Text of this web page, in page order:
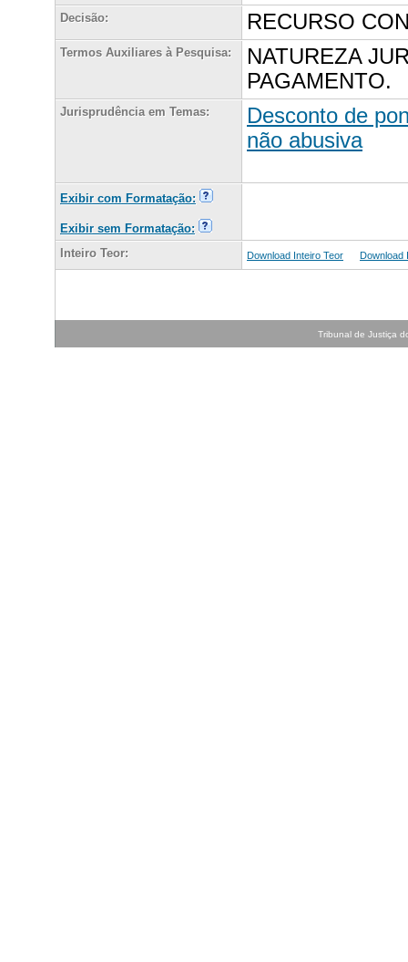
Decisão: RECURSO
Termos Auxiliares à Pesquisa:
NATUREZA
PAGAMENTO.
Jurisprudência em Temas:
Desconto de
não abusiva
Exibir com Formatação:
Exibir sem Formatação:
Inteiro Teor:
Download Inteiro Teor Download
Tribunal de Justiça